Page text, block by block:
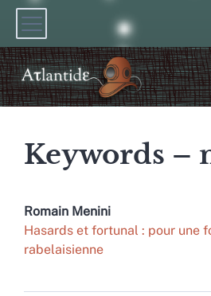
Keywords –
Romain Menini
Hasards et fortunal : pour une
rabelaisienne